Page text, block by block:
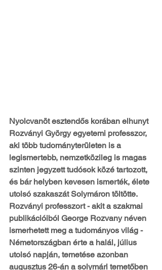
Nyolcvanöt esztendős korában elhunyt
Rozványi György egyetemi professzor,
aki több tudományterületen is a
legismertebb, nemzetközileg is magas
szinten jegyzett tudósok közé tartozott,
és bár helyben kevesen ismerték, élete
utolsó szakaszát Solymáron töltötte.
Rozványi professzort - akit a szakmai
publikációiból George Rozvany néven
ismerhetett meg a tudományos világ -
Németországban érte a halál, július
utolsó napján, temetése azonban
augusztus 26-án a solymári temetőben